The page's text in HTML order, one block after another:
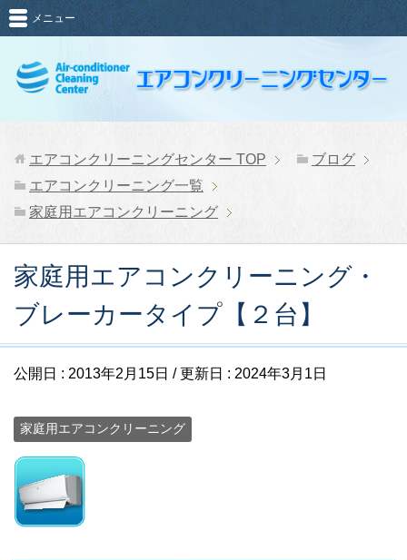
メニュー
エアコンクリーニングセンター TOP
ブログ
エアコンクリーニング一覧
家庭用エアコンクリーニング
家庭用エアコンクリーニング・
ブレーカータイプ【２台】
公開日 : 2013年2月15日 / 更新日 : 2024年3月1日
家庭用エアコンクリーニング